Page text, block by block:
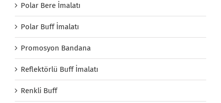
Polar Bere İmalatı
Polar Buff İmalatı
Promosyon Bandana
Reflektörlü Buff İmalatı
Renkli Buff